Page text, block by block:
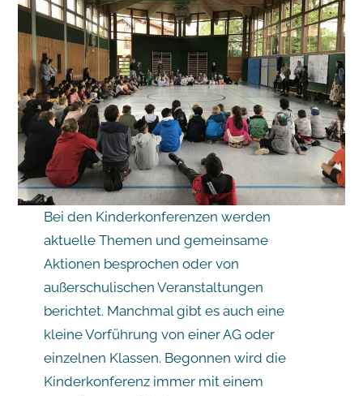
Bei den Kinderkonferenzen werden
aktuelle Themen und gemeinsame
Aktionen besprochen oder von
außerschulischen Veranstaltungen
berichtet. Manchmal gibt es auch eine
kleine Vorführung von einer AG oder
einzelnen Klassen. Begonnen wird die
Kinderkonferenz immer mit einem